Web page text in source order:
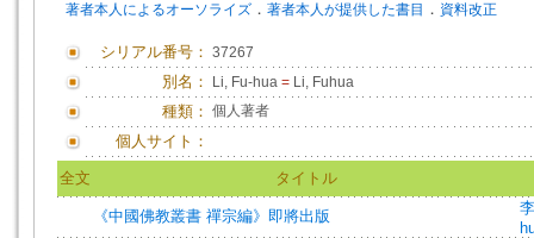
著者本人によるオーソライズ ． 著者本人が提供した書目 ． 資料改正
シリアル番号： 37267
別名： Li, Fu-hua = Li, Fuhua
種類： 個人著者
個人サイト：
全文 タイトル
《中國佛教叢書 禪宗編》即將出版